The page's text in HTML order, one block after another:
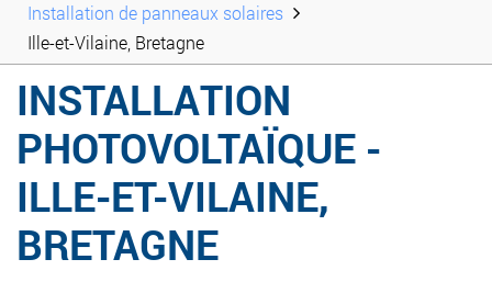
Installation de panneaux solaires
Ille-et-Vilaine, Bretagne
INSTALLATION
PHOTOVOLTAÏQUE -
ILLE-ET-VILAINE,
BRETAGNE